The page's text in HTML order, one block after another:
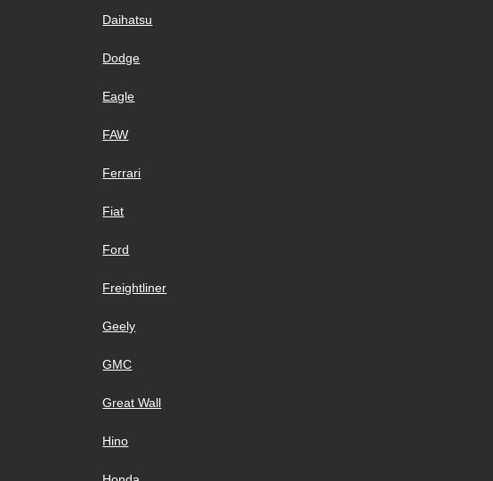
Daihatsu
Dodge
Eagle
FAW
Ferrari
Fiat
Ford
Freightliner
Geely
GMC
Great Wall
Hino